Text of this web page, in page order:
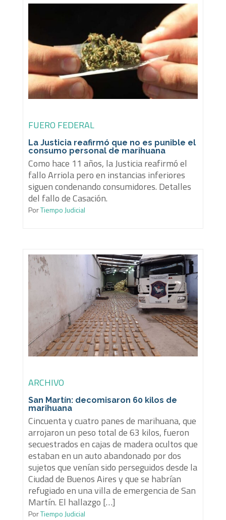
FUERO FEDERAL
La Justicia reafirmó que no es punible el
consumo personal de marihuana
Como hace 11 años, la Justicia reafirmó el
fallo Arriola pero en instancias inferiores
siguen condenando consumidores. Detalles
del fallo de Casación.
PorTiempo Judicial
ARCHIVO
San Martín: decomisaron 60 kilos de
marihuana
Cincuenta y cuatro panes de marihuana, que
arrojaron un peso total de 63 kilos, fueron
secuestrados en cajas de madera ocultos que
estaban en un auto abandonado por dos
sujetos que venían sido perseguidos desde la
Ciudad de Buenos Aires y que se habrían
refugiado en una villa de emergencia de San
Martín. El hallazgo […]
PorTiempo Judicial